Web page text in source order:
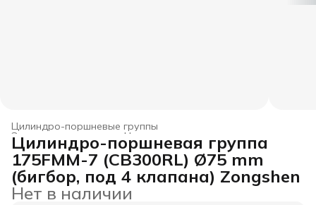
Цилиндро-поршневые группы
Цилиндро-поршневые группы
Запчасти двигатель
Запчасти ›
Все товары ›
Главная
Цилиндро-поршневая группа
175FMM-7 (CB300RL) Ø75 mm
(бигбор, под 4 клапана) Zongshen
Нет в наличии